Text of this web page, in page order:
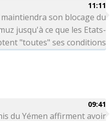
11:11
son blocage du
jusqu'à ce que les Etats-
"toutes" ses conditions
09:41
du Yémen affirment avoir